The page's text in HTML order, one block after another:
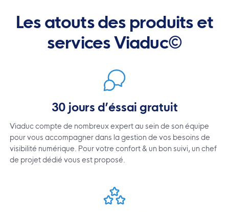
Les atouts des produits et
services Viaduc©
30 jours d’éssai gratuit
Viaduc compte de nombreux expert au sein de son équipe
pour vous accompagner dans la gestion de vos besoins de
visibilité numérique. Pour votre confort & un bon suivi, un chef
de projet dédié vous est proposé.